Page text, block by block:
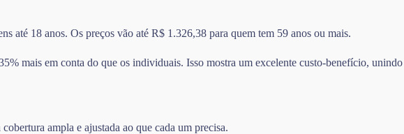
até 18 anos. Os preços vão até R$ 1.326,38 para quem tem 59 anos ou mais.
mais em conta do que os individuais. Isso mostra um excelente custo-benefício, unindo
ampla e ajustada ao que cada um precisa.